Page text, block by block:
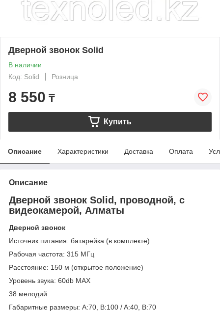
Дверной звонок Solid
В наличии
Код: Solid
Розница
8 550 ₸
Купить
Описание Характеристики Доставка Оплата
Описание
Дверной звонок Solid, проводной, с
видеокамерой, Алматы
Дверной звонок
Источник питания: батарейка (в комплекте)
Рабочая частота: 315 МГц
Расстояние: 150 м (открытое положение)
Уровень звука: 60db MAX
38 мелодий
Габаритные размеры: A:70, B:100 / A:40, B:70